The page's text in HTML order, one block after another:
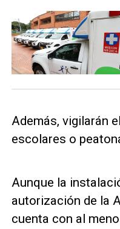
Además, vigilarán
escolares o
Aunque la
autorización de la
cuenta con al